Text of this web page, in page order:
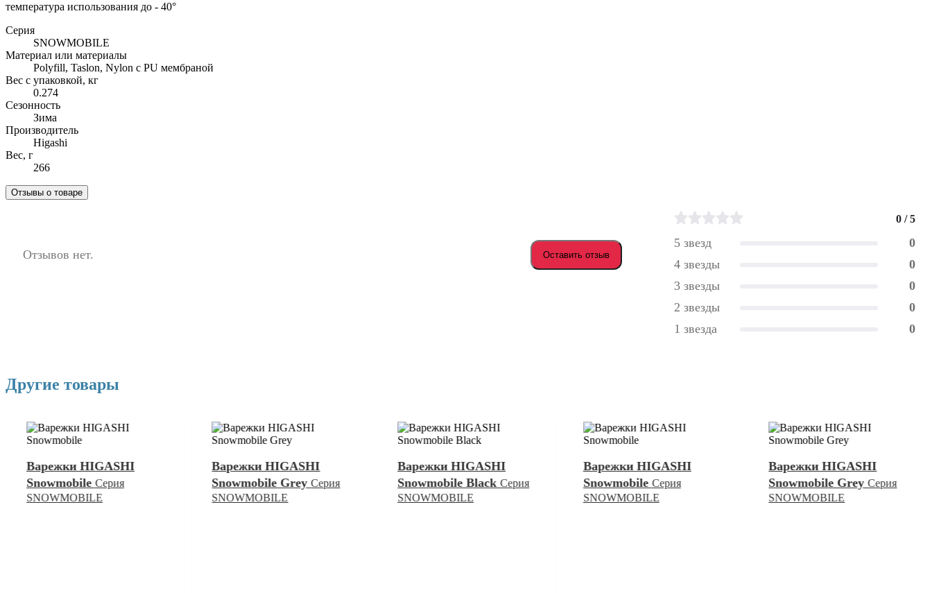
температура использования до - 40°
Серия
SNOWMOBILE
Материал или материалы
Polyfill, Taslon, Nylon c PU мембраной
Вес с упаковкой, кг
0.274
Сезонность
Зима
Производитель
Higashi
Вес, г
266
Отзывы о товаре
Отзывов нет. Оставить отзыв
0 / 5
5 звезд
0
4 звезды
0
3 звезды
0
2 звезды
0
1 звезда
0
Другие товары
Варежки HIGASHI
Snowmobile Серия
SNOWMOBILE
Варежки HIGASHI
Snowmobile GreyСерия
SNOWMOBILE
Варежки HIGASHI
Snowmobile BlackСерия
SNOWMOBILE
Варежки HIGASHI
Snowmobile Серия
SNOWMOBILE
Варежки HIGASHI
Snowmobile GreyСерия
SNOWMOBILE